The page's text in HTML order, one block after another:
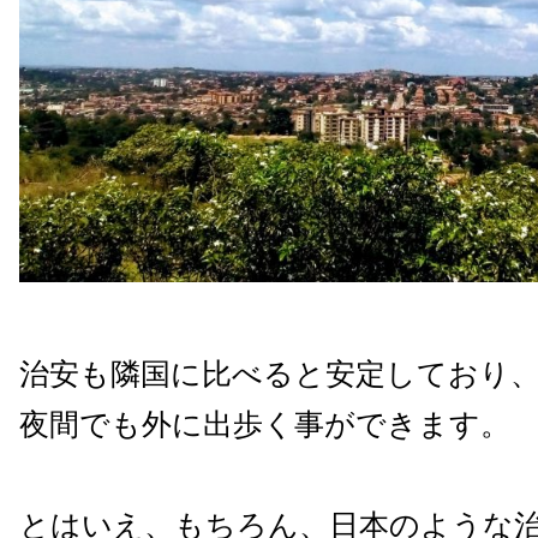
治安も隣国に比べると安定しており
夜間でも外に出歩く事ができます。
とはいえ、もちろん、日本のような